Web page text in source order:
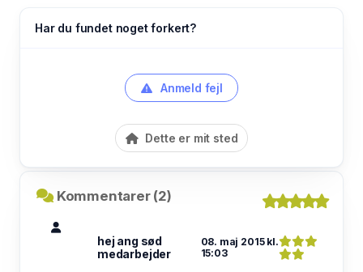
Har du fundet noget forkert?
Anmeld fejl
Dette er mit sted
Kommentarer (2)
hej ang sød
medarbejder
08. maj 2015 kl.
15:03